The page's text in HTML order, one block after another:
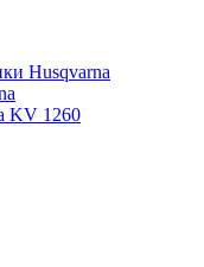
Husqvarna
KV 1260